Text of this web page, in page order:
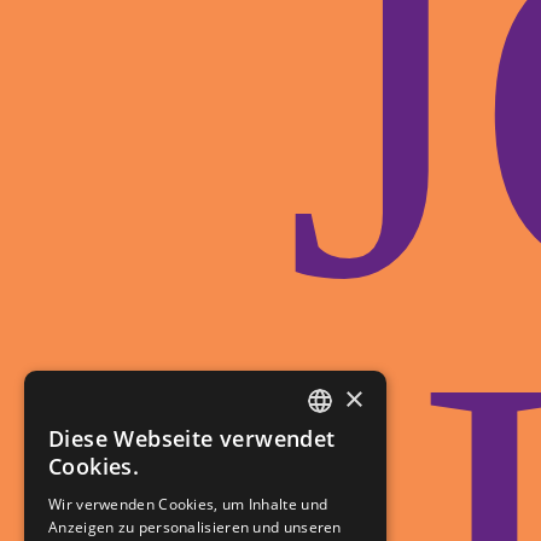
GERMAN
×
Diese Webseite verwendet
Cookies.
Wir verwenden Cookies, um Inhalte und
Anzeigen zu personalisieren und unseren